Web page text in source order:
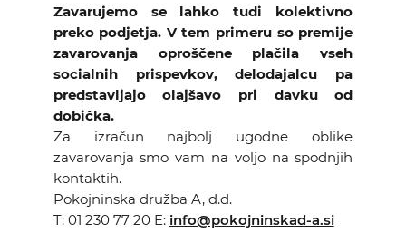
Zavarujemo se lahko tudi kolektivno
preko podjetja. V tem primeru so premije
zavarovanja oproščene plačila vseh
socialnih prispevkov, delodajalcu pa
predstavljajo olajšavo pri davku od
dobička.
Za izračun najbolj ugodne oblike
zavarovanja smo vam na voljo na spodnjih
kontaktih.
Pokojninska družba A, d.d.
T: 01 230 77 20 E: info@pokojninskad-a.si